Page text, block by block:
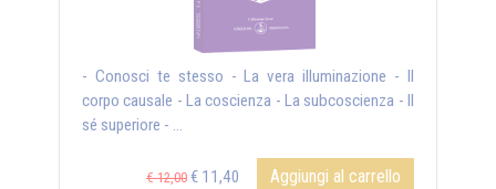
- Conosci te stesso - La vera illuminazione - Il
corpo causale - La coscienza - La subcoscienza - Il
sé superiore - ...
€ 12,00 € 11,40 Aggiungi al carrello